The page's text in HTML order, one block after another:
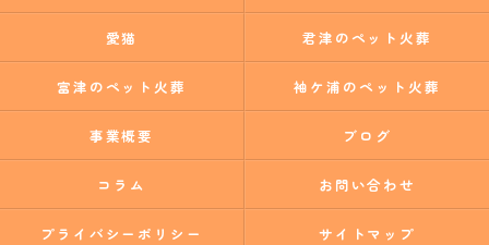
愛猫 君津のペット火葬
富津のペット火葬 袖ケ浦のペット火葬
事業概要 ブログ
コラム お問い合わせ
プライバシーポリシー サイトマップ